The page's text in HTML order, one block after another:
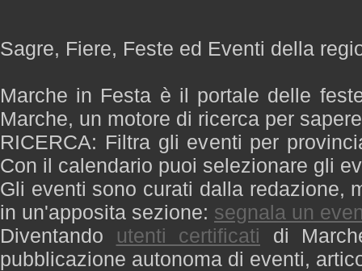
Sagre, Fiere, Feste ed Eventi della
Marche in Festa è il portale delle
Marche, un motore di ricerca per
RICERCA: Filtra gli eventi per
Con il calendario puoi selezionare gli
Gli eventi sono curati dalla redazione,
in un'apposita sezione: segnala un
Diventando utenti certificati di
pubblicazione autonoma di eventi,